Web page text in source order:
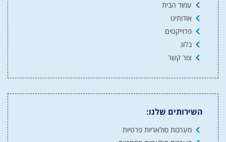
עמוד הבית
אודותינו
פרוייקטים
בלוג
צור קשר
השירותים שלנו:
מערכות סולאריות פרטיות